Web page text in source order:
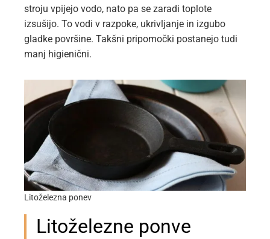
stroju vpijejo vodo, nato pa se zaradi toplote
izsušijo. To vodi v razpoke, ukrivljanje in izgubo
gladke površine. Takšni pripomočki postanejo tudi
manj higienični.
Litoželezna ponev
Litoželezne ponve